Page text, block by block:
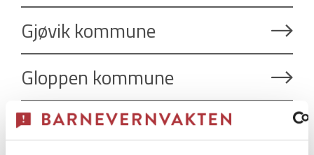
Gjøvik kommune
Gloppen kommune
Gol kommune